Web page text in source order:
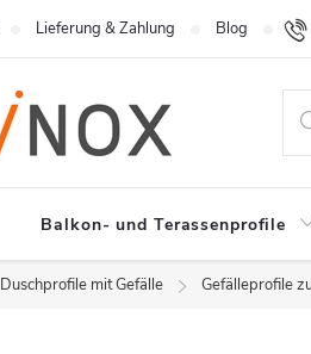
Lieferung & Zahlung Blog
Balkon- und Terassenprofile
Duschprofile mit Gefälle Gefälleprofile